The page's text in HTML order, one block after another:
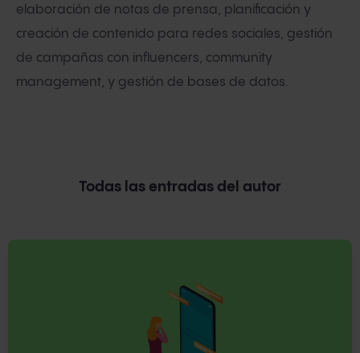
elaboración de notas de prensa, planificación y
creación de contenido para redes sociales, gestión
de campañas con influencers, community
management, y gestión de bases de datos.
Todas las entradas del autor